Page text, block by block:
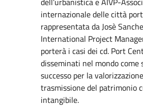
internazionale delle città
rappresentata da Josè
International Project
porterà i casi dei cd. Port
disseminati nel mondo
successo per la
trasmissione del patrimonio
intangibile.